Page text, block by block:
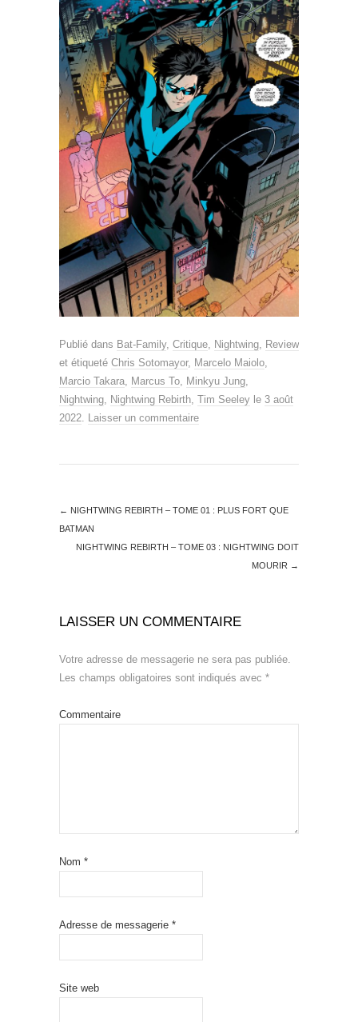
Publié dans Bat-Family, Critique Nightwing
Review
et étiqueté Chris Sotomayor, Marcelo Maiolo
Marcio Takara
Marcus To Minkyu Jung
Nightwing
Nightwing Rebirth Tim Seeley le 3 août
2022
Laisser un commentaire
← NIGHTWING REBIRTH – TOME 01 : PLUS FORT QUE
BATMAN
NIGHTWING REBIRTH – TOME 03 : NIGHTWING DOIT
MOURIR →
LAISSER UN COMMENTAIRE
Votre adresse de messagerie ne sera pas publiée.
Les champs obligatoires sont indiqués avec *
Commentaire
Nom *
Adresse de messagerie *
Site web